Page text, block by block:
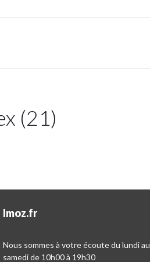
(21)
Imoz.fr
Nous sommes à votre écoute du lundi au
samedi de 10h00 à 19h30